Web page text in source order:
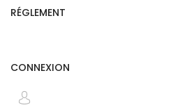
RÉGLEMENT
CONNEXION